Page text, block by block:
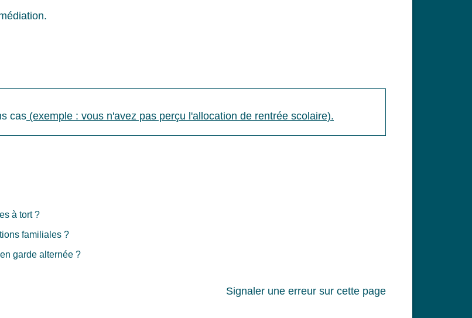
cas (exemple : vous n'avez pas perçu l'allocation de rentrée scolaire).
à tort ?
familiales ?
garde alternée ?
Signaler une erreur sur cette page